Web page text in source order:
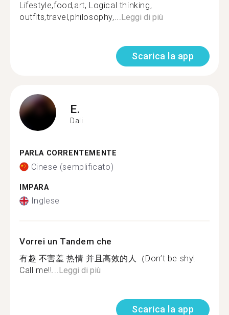
Lifestyle,food,art, Logical thinking,
outfits,travel,philosophy,...Leggi di più
Scarica la app
E.
Dali
PARLA CORRENTEMENTE
Cinese (semplificato)
IMPARA
Inglese
Vorrei un Tandem che
有趣 不害羞 热情 并且高效的人（Don’t be shy!
Call me!!...Leggi di più
Scarica la app